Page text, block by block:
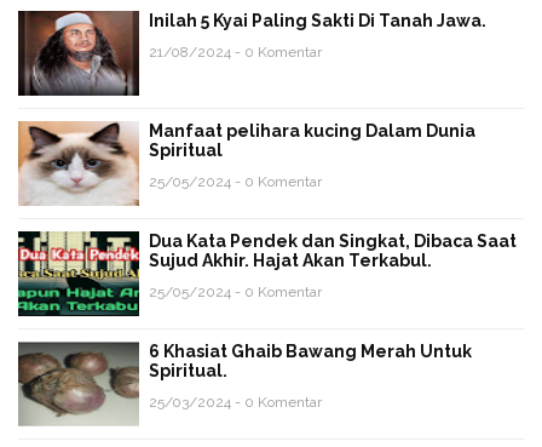
Inilah 5 Kyai Paling Sakti Di Tanah Jawa.
21/08/2024 - 0 Komentar
Manfaat pelihara kucing Dalam Dunia
Spiritual
25/05/2024 - 0 Komentar
Dua Kata Pendek dan Singkat, Dibaca Saat
Sujud Akhir. Hajat Akan Terkabul.
25/05/2024 - 0 Komentar
6 Khasiat Ghaib Bawang Merah Untuk
Spiritual.
25/03/2024 - 0 Komentar